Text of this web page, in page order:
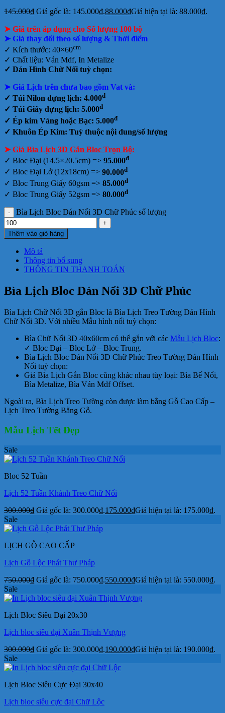
145.000₫ Giá gốc là: 145.000₫.88.000₫Giá hiện tại là: 88.000₫.
➤ Giá trên áp dụng cho Số lượng 100 bộ
➤ Giá thay đổi theo số lượng & Thời điểm
✓ Kích thước: 40×60cm
✓ Chất liệu: Ván Mdf, In Metalize
✓ Dán Hình Chữ Nổi tuỳ chọn:
➤ Giá Lịch trên chưa bao gồm Vat và:
✓ Túi Nilon đựng lịch: 4.000đ
✓ Túi Giấy đựng lịch: 5.000đ
✓ Ép kim Vàng hoặc Bạc: 5.000đ
✓ Khuôn Ép Kim: Tuỳ thuộc nội dung/số lượng
➤Giá Bìa Lịch 3D Gắn Bloc Trọn Bộ:
✓ Bloc Đại (14.5×20.5cm) => 95.000đ
✓ Bloc Đại Lở (12x18cm) => 90.000đ
✓ Bloc Trung Giấy 60gsm => 85.000đ
✓ Bloc Trung Giấy 52gsm => 80.000đ
Bìa Lịch Bloc Dán Nổi 3D Chữ Phúc số lượng
Thêm vào giỏ hàng
Mô tả
Thông tin bổ sung
THÔNG TIN THANH TOÁN
Bìa Lịch Bloc Dán Nổi 3D Chữ Phúc
Bìa Lịch Chữ Nổi 3D gắn Bloc là Bìa Lịch Treo Tường Dán Hình
Chữ Nổi 3D. Với nhiều Mẫu hình nổi tuỳ chọn:
Bìa Chữ Nổi 3D 40x60cm có thể gắn với các Mẫu Lịch Bloc:
✓ Bloc Đại – Bloc Lở – Bloc Trung.
Bìa Lịch Bloc Dán Nổi 3D Chữ Phúc Treo Tường Dán Hình
Nổi tuỳ chọn:
Giá Bìa Lịch Gắn Bloc cũng khác nhau tùy loại: Bìa Bế Nổi,
Bìa Metalize, Bìa Ván Mdf Offset.
Ngoài ra, Bìa Lịch Treo Tường còn được làm bằng Gỗ Cao Cấp –
Lịch Treo Tường Bằng Gỗ.
Mẫu Lịch Tết Đẹp
Sale
Bloc 52 Tuần
Lịch 52 Tuần Khánh Treo Chữ Nổi
300.000₫ Giá gốc là: 300.000₫.175.000₫Giá hiện tại là: 175.000₫.
Sale
LỊCH GỖ CAO CẤP
Lịch Gỗ Lộc Phát Thư Pháp
750.000₫ Giá gốc là: 750.000₫.550.000₫Giá hiện tại là: 550.000₫.
Sale
Lịch Bloc Siêu Đại 20x30
Lịch bloc siêu đại Xuân Thịnh Vượng
300.000₫ Giá gốc là: 300.000₫.190.000₫Giá hiện tại là: 190.000₫.
Sale
Lịch Bloc Siêu Cực Đại 30x40
Lịch bloc siêu cực đại Chữ Lộc